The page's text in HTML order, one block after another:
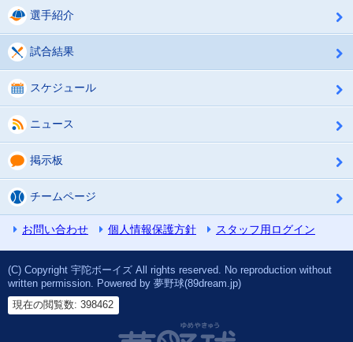
選手紹介
試合結果
スケジュール
ニュース
掲示板
チームページ
お問い合わせ 個人情報保護方針 スタッフ用ログイン
(C) Copyright 宇陀ボーイズ All rights reserved. No reproduction without
written permission. Powered by 夢野球(89dream.jp)
現在の閲覧数: 398462